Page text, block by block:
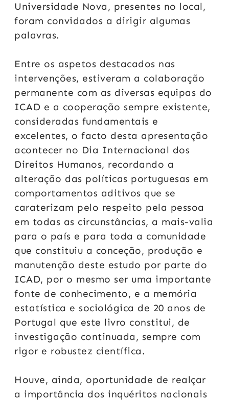
Universidade Nova, presentes no local,
foram convidados a dirigir algumas
palavras.
Entre os aspetos destacados nas
intervenções, estiveram a colaboração
permanente com as diversas equipas do
ICAD e a cooperação sempre existente,
consideradas fundamentais e
excelentes, o facto desta apresentação
acontecer no Dia Internacional dos
Direitos Humanos, recordando a
alteração das políticas portuguesas em
comportamentos aditivos que se
caraterizam pelo respeito pela pessoa
em todas as circunstâncias, a mais-valia
para o país e para toda a comunidade
que constituiu a conceção, produção e
manutenção deste estudo por parte do
ICAD, por o mesmo ser uma importante
fonte de conhecimento, e a memória
estatística e sociológica de 20 anos de
Portugal que este livro constitui, de
investigação continuada, sempre com
rigor e robustez científica.
Houve, ainda, oportunidade de realçar
a importância dos inquéritos nacionais